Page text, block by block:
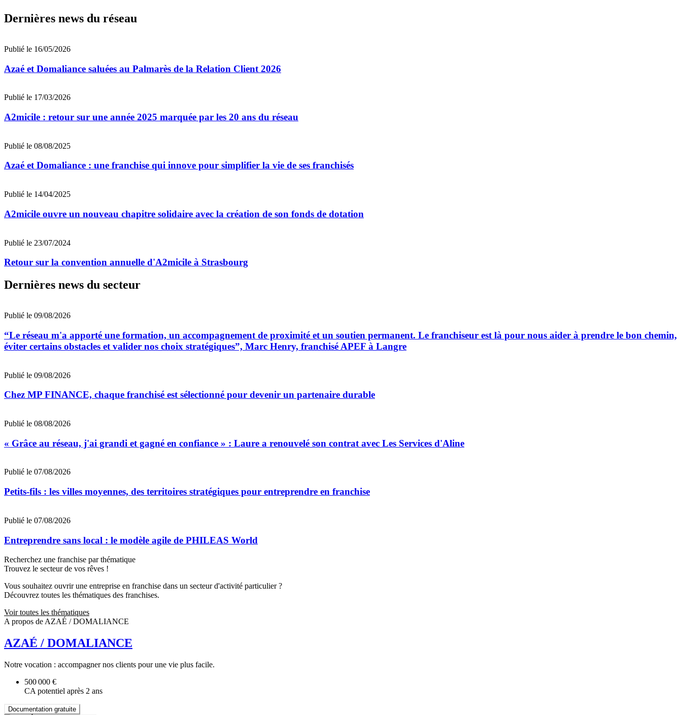
Dernières news du réseau
Publié le 16/05/2026
Azaé et Domaliance saluées au Palmarès de la Relation Client 2026
Publié le 17/03/2026
A2micile : retour sur une année 2025 marquée par les 20 ans du réseau
Publié le 08/08/2025
Azaé et Domaliance : une franchise qui innove pour simplifier la vie de ses franchisés
Publié le 14/04/2025
A2micile ouvre un nouveau chapitre solidaire avec la création de son fonds de dotation
Publié le 23/07/2024
Retour sur la convention annuelle d'A2micile à Strasbourg
Dernières news du secteur
Publié le 09/08/2026
“Le réseau m'a apporté une formation, un accompagnement de proximité et un soutien permanent. Le franchiseur est là pour nous aider à prendre le bon chemin,
éviter certains obstacles et valider nos choix stratégiques”, Marc Henry, franchisé APEF à Langre
Publié le 09/08/2026
Chez MP FINANCE, chaque franchisé est sélectionné pour devenir un partenaire durable
Publié le 08/08/2026
« Grâce au réseau, j'ai grandi et gagné en confiance » : Laure a renouvelé son contrat avec Les Services d'Aline
Publié le 07/08/2026
Petits-fils : les villes moyennes, des territoires stratégiques pour entreprendre en franchise
Publié le 07/08/2026
Entreprendre sans local : le modèle agile de PHILEAS World
Recherchez une franchise par thématique
Trouvez le secteur de vos rêves !
Vous souhaitez ouvrir une entreprise en franchise dans un secteur d'activité particulier ?
Découvrez toutes les thématiques des franchises.
Voir toutes les thématiques
A propos de AZAÉ / DOMALIANCE
AZAÉ / DOMALIANCE
Notre vocation : accompagner nos clients pour une vie plus facile.
500 000 €
CA potentiel après 2 ans
Documentation gratuite